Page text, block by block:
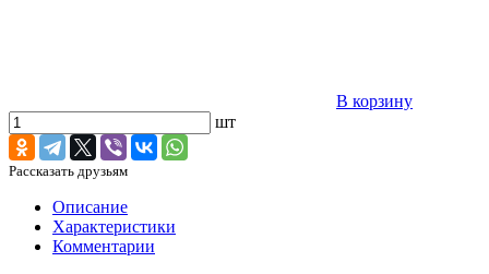
В корзину
шт
Рассказать друзьям
Описание
Характеристики
Комментарии